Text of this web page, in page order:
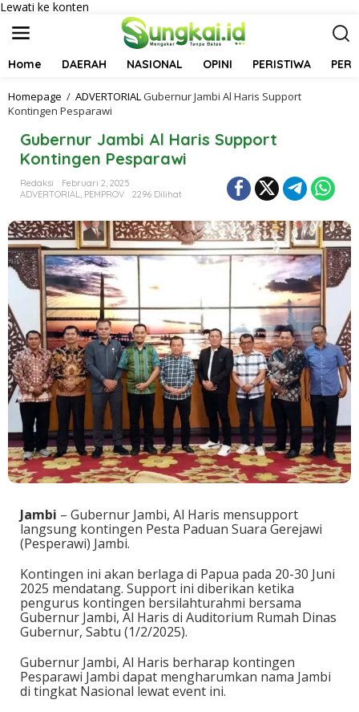
Lewati ke konten
Home DAERAH NASIONAL OPINI PERISTIWA
Homepage / ADVERTORIALGubernur Jambi Al Haris Support
Kontingen Pesparawi
Gubernur Jambi Al Haris Support
Kontingen Pesparawi
Redaksi
Februari 2, 2025
ADVERTORIAL, PEMPROV 2296 Dilihat
Jambi – Gubernur Jambi, Al Haris mensupport
langsung kontingen Pesta Paduan Suara Gerejawi
(Pesperawi) Jambi.
Kontingen ini akan berlaga di Papua pada 20-30 Juni
2025 mendatang. Support ini diberikan ketika
pengurus kontingen bersilahturahmi bersama
Gubernur Jambi, Al Haris di Auditorium Rumah Dinas
Gubernur, Sabtu (1/2/2025).
Gubernur Jambi, Al Haris berharap kontingen
Pesparawi Jambi dapat mengharumkan nama Jambi
di tingkat Nasional lewat event ini.